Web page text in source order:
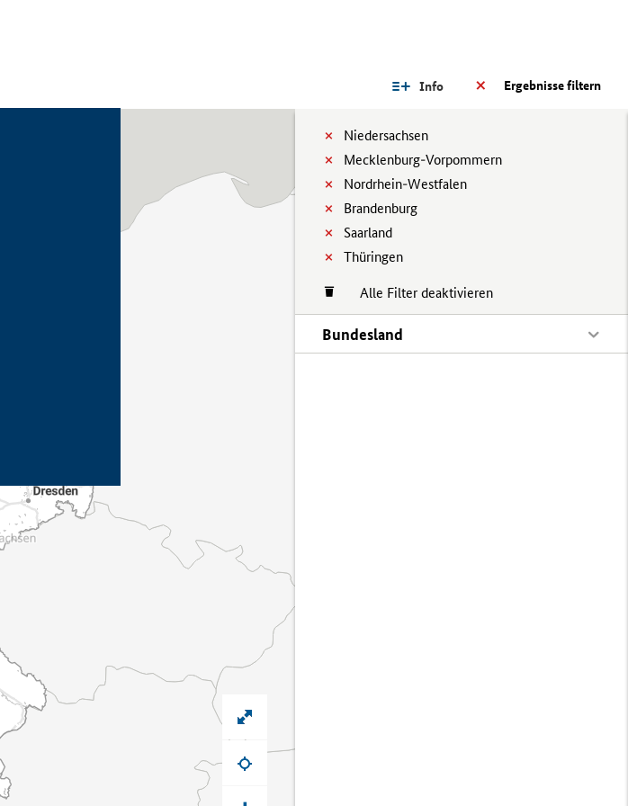
Ergebnisse filtern
Info
Niedersachsen
Mecklenburg-Vorpommern
Nordrhein-Westfalen
Brandenburg
Saarland
Thüringen
Alle Filter deaktivieren
Bundesland